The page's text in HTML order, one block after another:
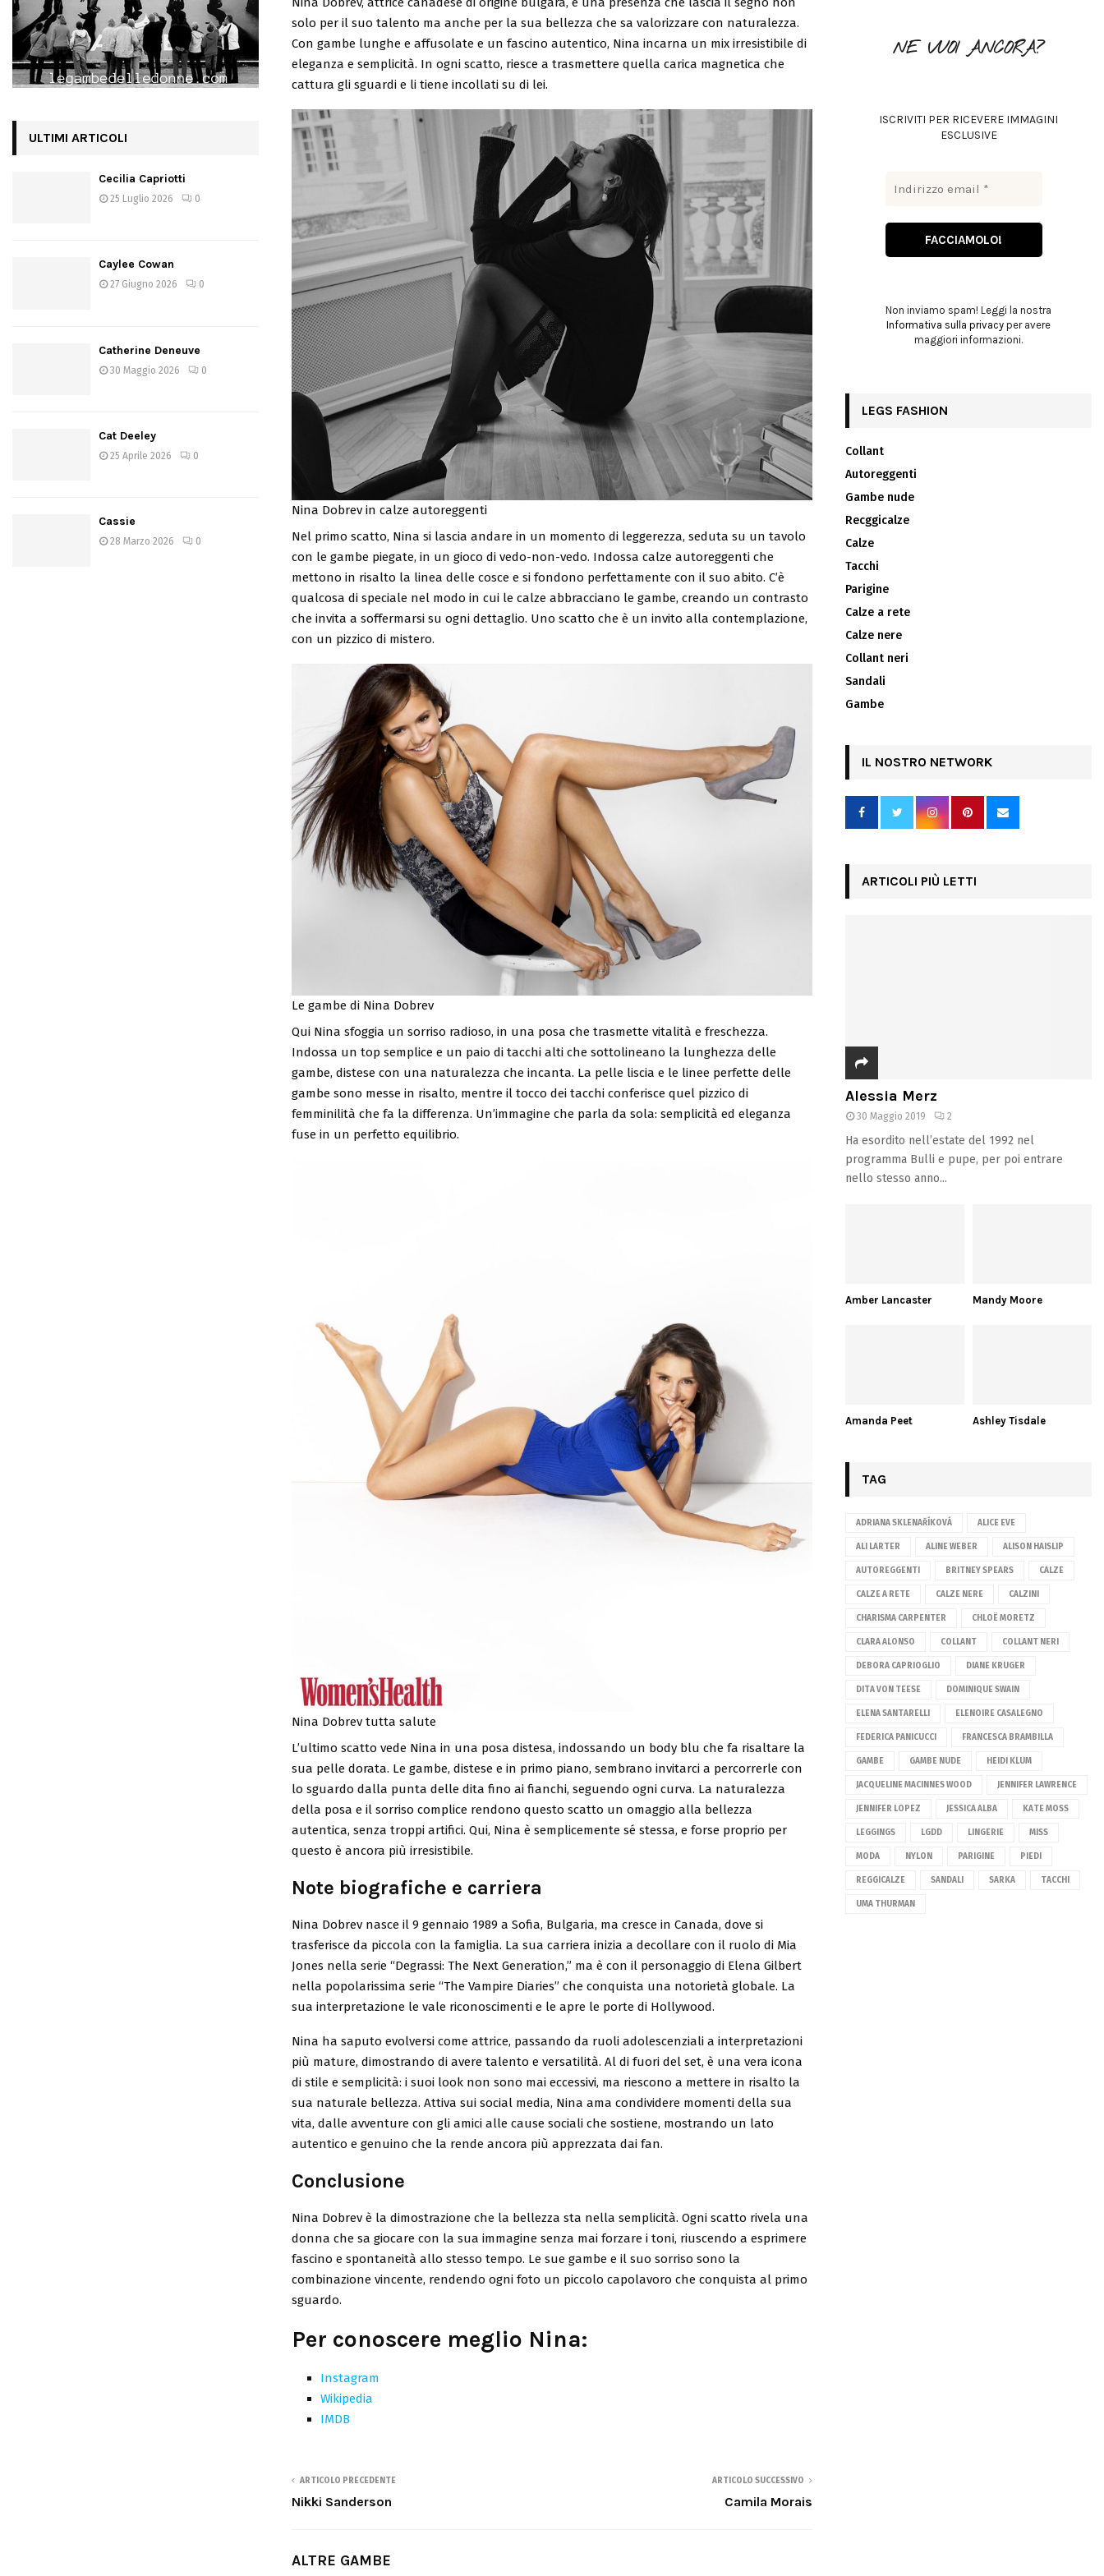
solo per il suo talento ma anche per la sua bellezza che sa valorizzare con naturalezza.
Con gambe lunghe e affusolate e un fascino autentico, Nina incarna un mix irresistibile di
eleganza e semplicità. In ogni scatto, riesce a trasmettere quella carica magnetica che
cattura gli sguardi e li tiene incollati su di lei.
Nina Dobrev in calze autoreggenti
Nel primo scatto, Nina si lascia andare in un momento di leggerezza, seduta su un tavolo
con le gambe piegate, in un gioco di vedo-non-vedo. Indossa calze autoreggenti che
mettono in risalto la linea delle cosce e si fondono perfettamente con il suo abito. C’è
qualcosa di speciale nel modo in cui le calze abbracciano le gambe, creando un contrasto
che invita a soffermarsi su ogni dettaglio. Uno scatto che è un invito alla contemplazione,
con un pizzico di mistero.
Le gambe di Nina Dobrev
Qui Nina sfoggia un sorriso radioso, in una posa che trasmette vitalità e freschezza.
Indossa un top semplice e un paio di tacchi alti che sottolineano la lunghezza delle
gambe, distese con una naturalezza che incanta. La pelle liscia e le linee perfette delle
gambe sono messe in risalto, mentre il tocco dei tacchi conferisce quel pizzico di
femminilità che fa la differenza. Un’immagine che parla da sola: semplicità ed eleganza
fuse in un perfetto equilibrio.
Nina Dobrev tutta salute
L’ultimo scatto vede Nina in una posa distesa, indossando un body blu che fa risaltare la
sua pelle dorata. Le gambe, distese e in primo piano, sembrano invitarci a percorrerle con
lo sguardo dalla punta delle dita fino ai fianchi, seguendo ogni curva. La naturalezza
della posa e il sorriso complice rendono questo scatto un omaggio alla bellezza
autentica, senza troppi artifici. Qui, Nina è semplicemente sé stessa, e forse proprio per
questo è ancora più irresistibile.
Note biografiche e carriera
Nina Dobrev nasce il 9 gennaio 1989 a Sofia, Bulgaria, ma cresce in Canada, dove si
trasferisce da piccola con la famiglia. La sua carriera inizia a decollare con il ruolo di Mia
Jones nella serie “Degrassi: The Next Generation,” ma è con il personaggio di Elena Gilbert
nella popolarissima serie “The Vampire Diaries” che conquista una notorietà globale. La
sua interpretazione le vale riconoscimenti e le apre le porte di Hollywood.
Nina ha saputo evolversi come attrice, passando da ruoli adolescenziali a interpretazioni
più mature, dimostrando di avere talento e versatilità. Al di fuori del set, è una vera icona
di stile e semplicità: i suoi look non sono mai eccessivi, ma riescono a mettere in risalto la
sua naturale bellezza. Attiva sui social media, Nina ama condividere momenti della sua
vita, dalle avventure con gli amici alle cause sociali che sostiene, mostrando un lato
autentico e genuino che la rende ancora più apprezzata dai fan.
Conclusione
Nina Dobrev è la dimostrazione che la bellezza sta nella semplicità. Ogni scatto rivela una
donna che sa giocare con la sua immagine senza mai forzare i toni, riuscendo a esprimere
fascino e spontaneità allo stesso tempo. Le sue gambe e il suo sorriso sono la
combinazione vincente, rendendo ogni foto un piccolo capolavoro che conquista al primo
sguardo.
Per conoscere meglio Nina:
Instagram
Wikipedia
IMDB
ARTICOLO PRECEDENTE
Nikki Sanderson
ARTICOLO SUCCESSIVO
Camila Morais
ALTRE GAMBE
ULTIMI ARTICOLI
Cecilia Capriotti
25 Luglio 2026 0
Caylee Cowan
27 Giugno 2026 0
Catherine Deneuve
30 Maggio 2026 0
Cat Deeley
25 Aprile 2026 0
Cassie
28 Marzo 2026 0
NE VUOI ANCORA?
ISCRIVITI PER RICEVERE IMMAGINI
ESCLUSIVE
Non inviamo spam! Leggi la nostra
Informativa sulla privacy per avere
maggiori informazioni.
LEGS FASHION
Collant
Autoreggenti
Gambe nude
Recggicalze
Calze
Tacchi
Parigine
Calze a rete
Calze nere
Collant neri
Sandali
Gambe
IL NOSTRO NETWORK
ARTICOLI PIÙ LETTI
Alessia Merz
30 Maggio 2019 2
Ha esordito nell’estate del 1992 nel
programma Bulli e pupe, per poi entrare
nello stesso anno...
Amber Lancaster Mandy Moore
Amanda Peet Ashley Tisdale
TAG
ADRIANA SKLENAŘÍKOVÁ ALICE EVE
ALI LARTER ALINE WEBER ALISON HAISLIP
AUTOREGGENTI BRITNEY SPEARS CALZE
CALZE A RETE CALZE NERE CALZINI
CHARISMA CARPENTER CHLOË MORETZ
CLARA ALONSO COLLANT COLLANT NERI
DEBORA CAPRIOGLIO DIANE KRUGER
DITA VON TEESE DOMINIQUE SWAIN
ELENA SANTARELLI ELENOIRE CASALEGNO
FEDERICA PANICUCCI FRANCESCA BRAMBILLA
GAMBE GAMBE NUDE HEIDI KLUM
JACQUELINE MACINNES WOOD JENNIFER LAWRENCE
JENNIFER LOPEZ JESSICA ALBA KATE MOSS
LEGGINGS LGDD LINGERIE MISS
MODA NYLON PARIGINE PIEDI
REGGICALZE SANDALI SARKA TACCHI
UMA THURMAN